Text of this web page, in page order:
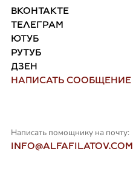
ВКОНТАКТЕ
ТЕЛЕГРАМ
ЮТУБ
РУТУБ
ДЗЕН
НАПИСАТЬ СООБЩЕНИЕ
Написать помощнику на почту:
INFO@ALFAFILATOV.COM